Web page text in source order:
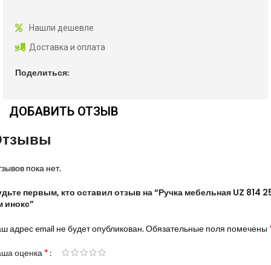
Нашли дешевле
Доставка и оплата
Поделиться:
ДОБАВИТЬ ОТЗЫВ
пока нет.
первым, кто оставил отзыв на “Ручка мебельная UZ 814
инокс”
адрес email не будет опубликован.Обязательные поля помечены
оценка *